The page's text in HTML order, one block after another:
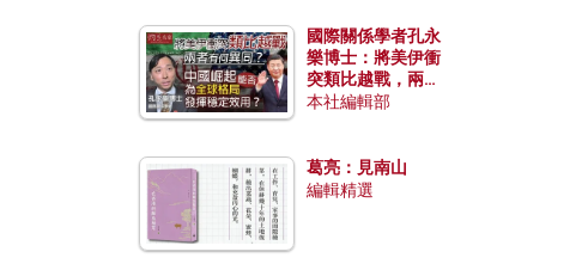
國際關係學者孔永
樂博士：將美伊衝
突類比越戰，兩者
有何異同？中國崛
本社編輯部
葛亮：見南山
編輯精選